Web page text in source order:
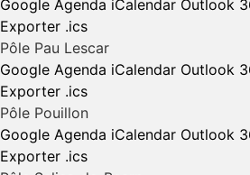
Google Agenda iCalendar Outlook
Exporter .ics
Pôle Pau Lescar
Google Agenda iCalendar Outlook
Exporter .ics
Pôle Pouillon
Google Agenda iCalendar Outlook
Exporter .ics